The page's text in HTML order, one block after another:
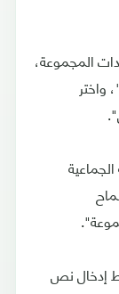
المجموعة،
واختر
إدخال نص